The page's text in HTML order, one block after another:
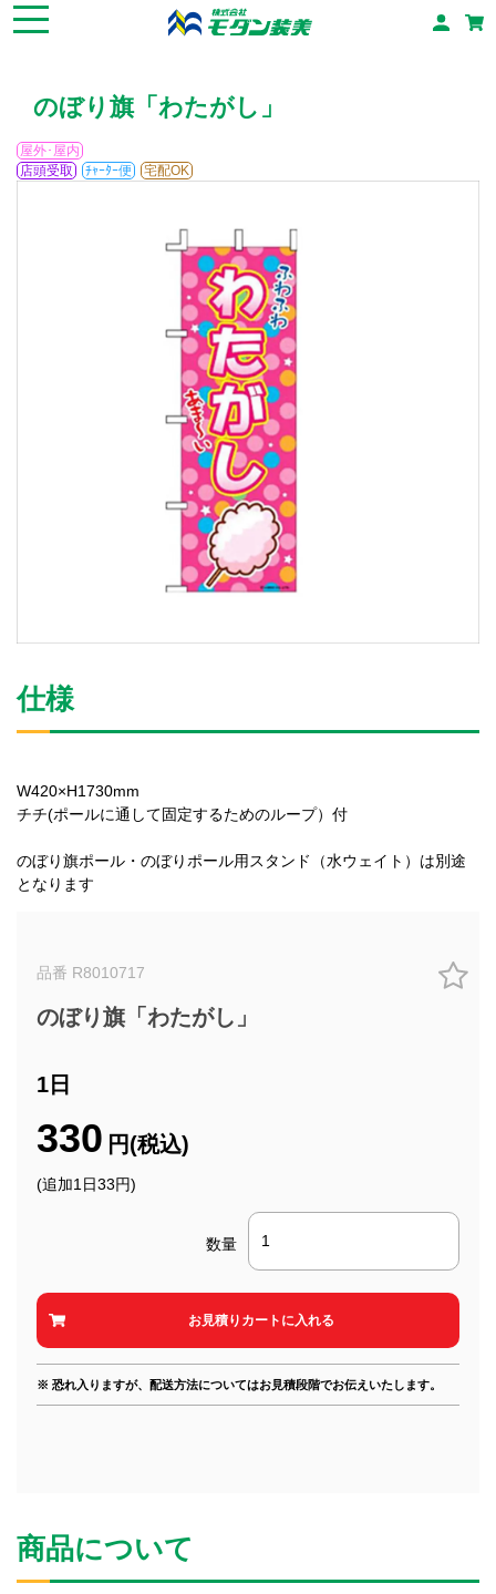
のぼり旗「わたがし」
屋外･屋内
店頭受取
ﾁｬｰﾀｰ便 宅配OK
仕様
W420×H1730mm
チチ(ポールに通して固定するためのループ）付
のぼり旗ポール・のぼりポール用スタンド（水ウェイト）は別途
となります
品番 R8010717
のぼり旗「わたがし」
1日
330 円(税込)
(追加1日33円)
数量
※ 恐れ入りますが、配送方法についてはお見積段階でお伝えいたします。
商品について